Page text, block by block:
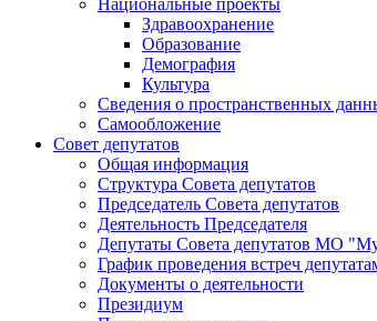
Здравоохранение
Образование
Демография
Культура
Сведения о пространственных
Самообложение
Совет депутатов
Общая информация
Структура Совета депутатов
Председатель Совета депутатов
Деятельность Председателя
Депутаты Совета депутатов МО
График проведения встреч
Документы о деятельности
Президиум